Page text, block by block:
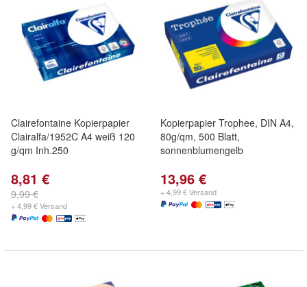
Clairefontaine Kopierpapier
Clairalfa/1952C A4 weiß 120
g/qm Inh.250
8,81 €
9,99 €
+ 4,99 € Versand
Kopierpapier Trophee, DIN A4,
80g/qm, 500 Blatt,
sonnenblumengelb
13,96 €
+ 4,99 € Versand